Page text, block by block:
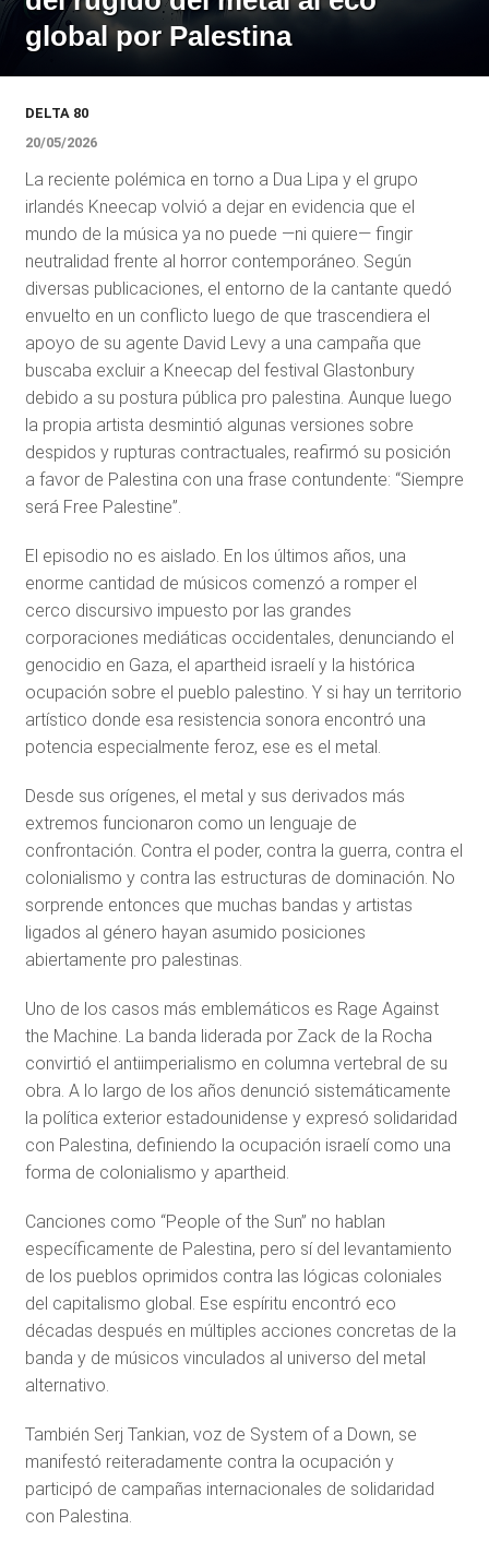
global por Palestina
DELTA 80
20/05/2026
La reciente polémica en torno a Dua Lipa y el grupo
irlandés Kneecap volvió a dejar en evidencia que el
mundo de la música ya no puede —ni quiere— fingir
neutralidad frente al horror contemporáneo. Según
diversas publicaciones, el entorno de la cantante quedó
envuelto en un conflicto luego de que trascendiera el
apoyo de su agente David Levy a una campaña que
buscaba excluir a Kneecap del festival Glastonbury
debido a su postura pública pro palestina. Aunque luego
la propia artista desmintió algunas versiones sobre
despidos y rupturas contractuales, reafirmó su posición
a favor de Palestina con una frase contundente: “Siempre
será Free Palestine”.
El episodio no es aislado. En los últimos años, una
enorme cantidad de músicos comenzó a romper el
cerco discursivo impuesto por las grandes
corporaciones mediáticas occidentales, denunciando el
genocidio en Gaza, el apartheid israelí y la histórica
ocupación sobre el pueblo palestino. Y si hay un territorio
artístico donde esa resistencia sonora encontró una
potencia especialmente feroz, ese es el metal.
Desde sus orígenes, el metal y sus derivados más
extremos funcionaron como un lenguaje de
confrontación. Contra el poder, contra la guerra, contra el
colonialismo y contra las estructuras de dominación. No
sorprende entonces que muchas bandas y artistas
ligados al género hayan asumido posiciones
abiertamente pro palestinas.
Uno de los casos más emblemáticos es Rage Against
the Machine. La banda liderada por Zack de la Rocha
convirtió el antiimperialismo en columna vertebral de su
obra. A lo largo de los años denunció sistemáticamente
la política exterior estadounidense y expresó solidaridad
con Palestina, definiendo la ocupación israelí como una
forma de colonialismo y apartheid.
Canciones como “People of the Sun” no hablan
específicamente de Palestina, pero sí del levantamiento
de los pueblos oprimidos contra las lógicas coloniales
del capitalismo global. Ese espíritu encontró eco
décadas después en múltiples acciones concretas de la
banda y de músicos vinculados al universo del metal
alternativo.
También Serj Tankian, voz de System of a Down, se
manifestó reiteradamente contra la ocupación y
participó de campañas internacionales de solidaridad
con Palestina.